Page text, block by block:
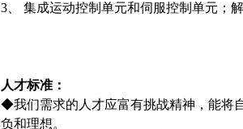
3、 集成运动控制单元和伺服控制单元；
人才标准：
◆我们需求的人才应富有挑战精神，能将
负和理想。